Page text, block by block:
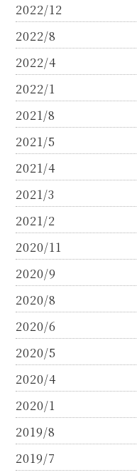
2022/12
2022/8
2022/4
2022/1
2021/8
2021/5
2021/4
2021/3
2021/2
2020/11
2020/9
2020/8
2020/6
2020/5
2020/4
2020/1
2019/8
2019/7